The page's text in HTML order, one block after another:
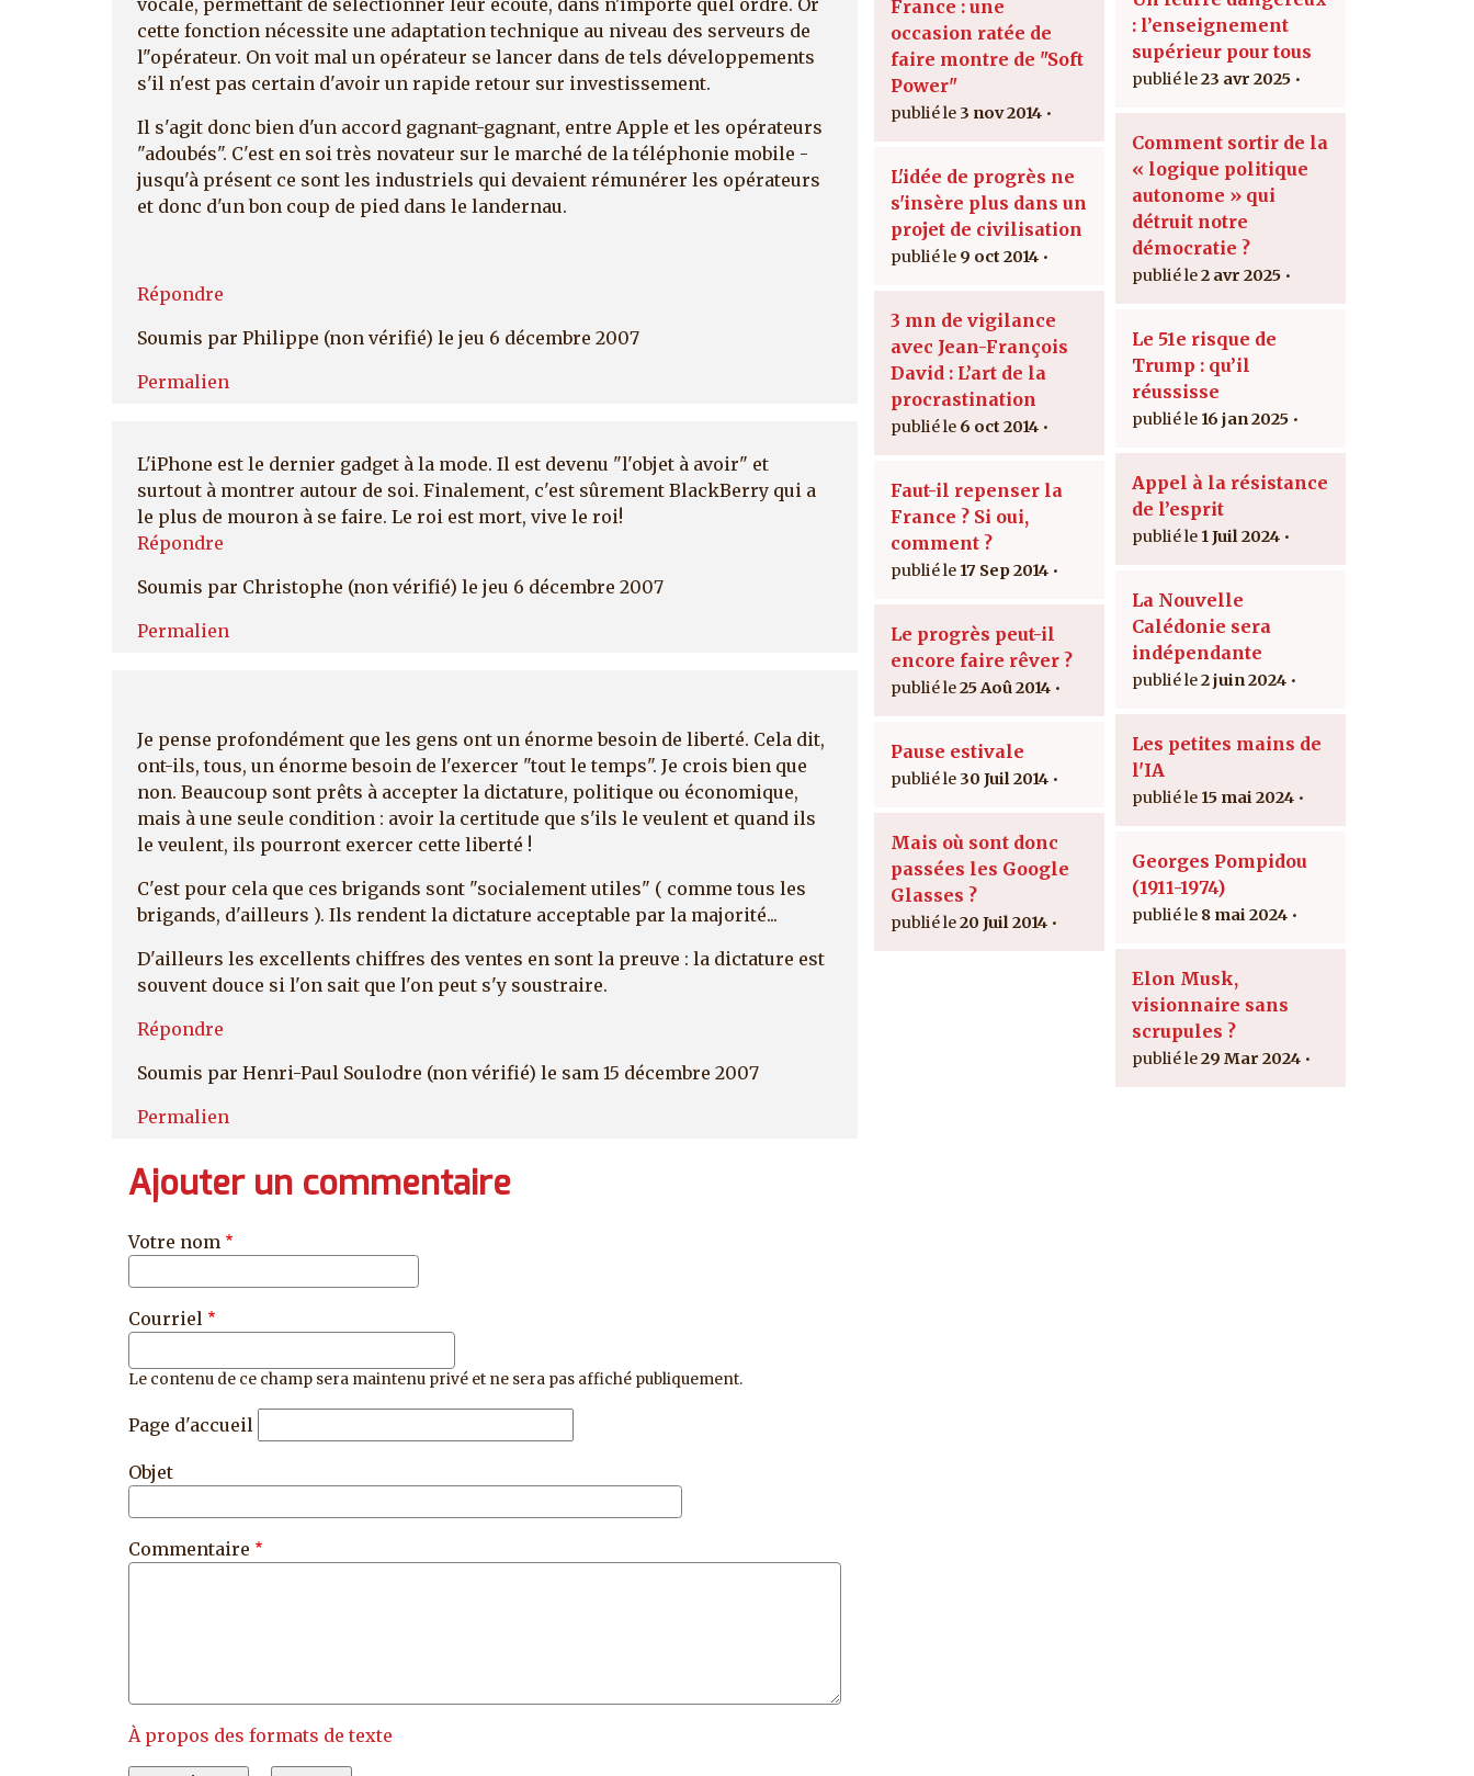
cette fonction nécessite une adaptation technique au niveau des serveurs de
l"opérateur. On voit mal un opérateur se lancer dans de tels développements
s'il n'est pas certain d'avoir un rapide retour sur investissement.
Il s'agit donc bien d'un accord gagnant-gagnant, entre Apple et les opérateurs
"adoubés". C'est en soi très novateur sur le marché de la téléphonie mobile -
jusqu'à présent ce sont les industriels qui devaient rémunérer les opérateurs
et donc d'un bon coup de pied dans le landernau.
Répondre
Soumis par Philippe (non vérifié) le jeu 6 décembre 2007
Permalien
L'iPhone est le dernier gadget à la mode. Il est devenu "l'objet à avoir" et
surtout à montrer autour de soi. Finalement, c'est sûrement BlackBerry qui a
le plus de mouron à se faire. Le roi est mort, vive le roi!
Répondre
Soumis par Christophe (non vérifié) le jeu 6 décembre 2007
Permalien
Je pense profondément que les gens ont un énorme besoin de liberté. Cela dit,
ont-ils, tous, un énorme besoin de l'exercer "tout le temps". Je crois bien que
non. Beaucoup sont prêts à accepter la dictature, politique ou économique,
mais à une seule condition : avoir la certitude que s'ils le veulent et quand ils
le veulent, ils pourront exercer cette liberté !
C'est pour cela que ces brigands sont "socialement utiles" ( comme tous les
brigands, d'ailleurs ). Ils rendent la dictature acceptable par la majorité...
D'ailleurs les excellents chiffres des ventes en sont la preuve : la dictature est
souvent douce si l'on sait que l'on peut s'y soustraire.
Répondre
Soumis par Henri-Paul Soulodre (non vérifié) le sam 15 décembre 2007
Permalien
Ajouter un commentaire
Votre nom
Courriel
Le contenu de ce champ sera maintenu privé et ne sera pas affiché publiquement.
Page d'accueil
Objet
Commentaire
À propos des formats de texte
France : une
occasion ratée de
faire montre de "Soft
Power"
3 nov 2014
L'idée de progrès ne
s'insère plus dans un
projet de civilisation
9 oct 2014
3 mn de vigilance
avec Jean-François
David : L’art de la
procrastination
6 oct 2014
Faut-il repenser la
France ? Si oui,
comment ?
17 Sep 2014
Le progrès peut-il
encore faire rêver ?
25 Aoû 2014
Pause estivale
30 Juil 2014
Mais où sont donc
passées les Google
Glasses ?
20 Juil 2014
: l’enseignement
supérieur pour tous
23 avr 2025
Comment sortir de la
« logique politique
autonome » qui
détruit notre
démocratie ?
2 avr 2025
Le 51e risque de
Trump : qu’il
réussisse
16 jan 2025
Appel à la résistance
de l’esprit
1 Juil 2024
La Nouvelle
Calédonie sera
indépendante
2 juin 2024
Les petites mains de
l'IA
15 mai 2024
Georges Pompidou
(1911-1974)
8 mai 2024
Elon Musk,
visionnaire sans
scrupules ?
29 Mar 2024